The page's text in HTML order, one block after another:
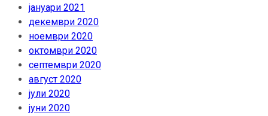
јануари 2021
декември 2020
ноември 2020
октомври 2020
септември 2020
август 2020
јули 2020
јуни 2020